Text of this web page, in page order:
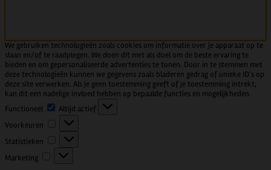
We gebruiken technologieën zoals cookies om informatie over je apparaat op te
slaan en/of te raadplegen. We doen dit met als doel om de beste ervaring te
bieden en om gepersonaliseerde advertenties te tonen. Door in te stemmen met
deze technologieën kunnen we gegevens zoals bladeren gedrag of unieke ID's op
deze site verwerken. Als je geen toestemming geeft of je toestemming intrekt,
kan dit een nadelige invloed hebben op bepaalde functies en mogelijkheden.
Functioneel
Altijd actief
Voorkeuren
Voorkeuren
Statistieken
Statistieken
Marketing
Marketing